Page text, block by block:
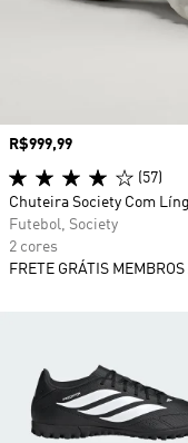
Preço
R$999,99
(57)
Chuteira Society Com
Futebol, Society
2 cores
FRETE GRÁTIS